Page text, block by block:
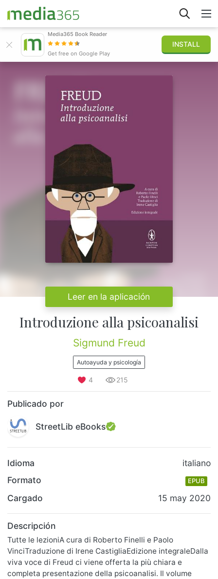
Iniciar sesión
Publicar
Media365 Book Reader
Get free on Google Play
INSTALL
Leer en la aplicación
Introduzione alla psicoanalisi
Sigmund Freud
Autoayuda y psicología
4 215
Publicado por
StreetLib eBooks
Idioma
italiano
Formato
EPUB
Cargado 15 may 2020
Descripción
Tutte le lezioniA cura di Roberto Finelli e Paolo
VinciTraduzione di Irene CastigliaEdizione integraleDalla
viva voce di Freud ci viene offerta la più chiara e
completa presentazione della psicoanalisi. Il volume